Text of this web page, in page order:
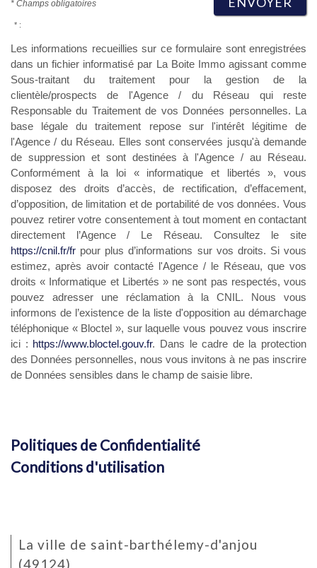
* Champs obligatoires
* :
Les informations recueillies sur ce formulaire sont enregistrées
dans un fichier informatisé par La Boite Immo agissant comme
Sous-traitant du traitement pour la gestion de la
clientèle/prospects de l'Agence / du Réseau qui reste
Responsable du Traitement de vos Données personnelles. La
base légale du traitement repose sur l'intérêt légitime de
l'Agence / du Réseau. Elles sont conservées jusqu'à demande
de suppression et sont destinées à l'Agence / au Réseau.
Conformément à la loi « informatique et libertés », vous
disposez des droits d’accès, de rectification, d’effacement,
d’opposition, de limitation et de portabilité de vos données. Vous
pouvez retirer votre consentement à tout moment en contactant
directement l’Agence / Le Réseau. Consultez le site
https://cnil.fr/fr pour plus d’informations sur vos droits. Si vous
estimez, après avoir contacté l'Agence / le Réseau, que vos
droits « Informatique et Libertés » ne sont pas respectés, vous
pouvez adresser une réclamation à la CNIL. Nous vous
informons de l’existence de la liste d'opposition au démarchage
téléphonique « Bloctel », sur laquelle vous pouvez vous inscrire
ici : https://www.bloctel.gouv.fr. Dans le cadre de la protection
des Données personnelles, nous vous invitons à ne pas inscrire
de Données sensibles dans le champ de saisie libre.
Politiques de Confidentialité
Conditions d'utilisation
la ville de saint-barthélemy-d'anjou
(49124)